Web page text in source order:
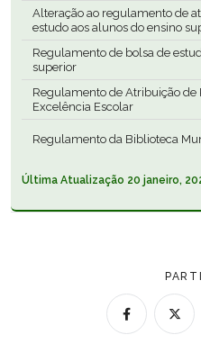
Alteração ao regulamento de
estudo aos alunos do ensino
Regulamento de bolsa de
superior
Regulamento de Atribuição de
Excelência Escolar
Regulamento da Biblioteca
Última Atualização 20 janeiro,